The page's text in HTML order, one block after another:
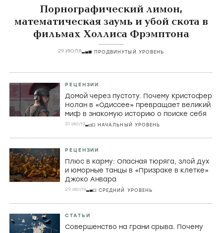
Порнографический лимон,
математическая заумь и убой скота в
фильмах Холлиса Фрэмптона
29 ИЮЛЯ ПРОДВИНУТЫЙ УРОВЕНЬ
РЕЦЕНЗИИ
Домой через пустоту. Почему Кристофер
Нолан в «Одиссее» превращает великий
миф в знакомую историю о поиске себя
31 июля НАЧАЛЬНЫЙ УРОВЕНЬ
РЕЦЕНЗИИ
Плюс в карму: Опасная тюряга, злой дух
и юморные танцы в «Призраке в клетке»
Джоко Анвара
29 июля СРЕДНИЙ УРОВЕНЬ
СТАТЬИ
Совершенство на грани срыва. Почему